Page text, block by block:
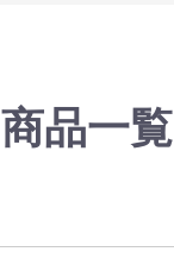
商品一覧